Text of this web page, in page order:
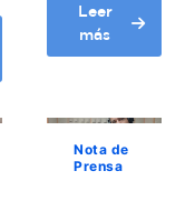
Leer
más
about
Unacom
formativos
en
Carabobo
Nota de
Prensa